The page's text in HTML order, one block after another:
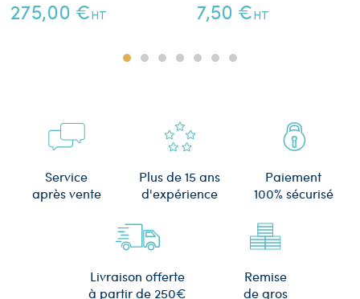
275,00 € HT 7,50 € HT
Service
après vente
Plus de 15 ans
d'expérience
Paiement
100% sécurisé
Livraison offerte
à partir de 250€
Remise
de gros